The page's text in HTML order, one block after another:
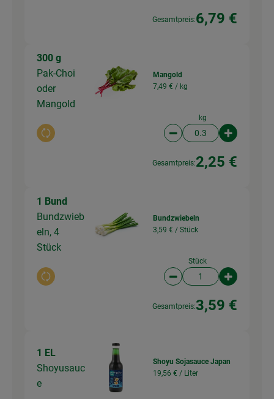
Gesamtpreis:6,79 €
300 g
Pak-Choi
oder
Mangold
Auswahl ändern
Mangold
7,49 € / kg
kg
Artikelanzahl
Gesamtpreis:2,25 €
1 Bund
Bundzwieb
eln, 4
Stück
Auswahl ändern
Bundzwiebeln
3,59 € / Stück
Stück
Artikelanzahl
Gesamtpreis:3,59 €
1 EL
Shoyusauc
e
Shoyu Sojasauce Japan
19,56 € / Liter